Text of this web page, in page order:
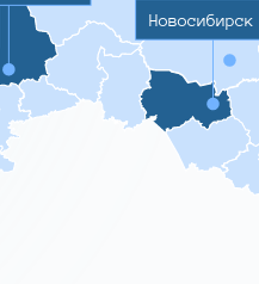
Новосибирск